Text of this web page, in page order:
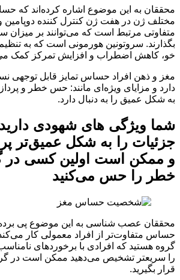
محققان به این موضوع اشاره کرده‌اند که
مختلف ژن در هفت ژن کنترل کننده دوپامین
متفاوتی مرتبط است که می‌توانند بر میزان
بگذارند. سروتونین هورمونی است که به
خو، کاهش اضطراب و افزایش تمرکز کمک
مغز و ذهن افراد حساس تمایز قابل توجهی
دارد و مزایای ویژه‌ای مانند: حس خطر و
به شکل عمیق را به دنبال دارد.
شما ویژگی های شهودی
جزئیات را به شکل عمیق‌تر
و ممکن است اولین کسی در
خطر را حس می‌کنید
محققان عصب شناسی به این موضوع پی
حساس متفاوت‌تر از افراد معمولی کار
گروه هستید که افرادی با برخوردهای
را سریعتر تشخیص می‌دهید ممکن است
قرار بگیرید.